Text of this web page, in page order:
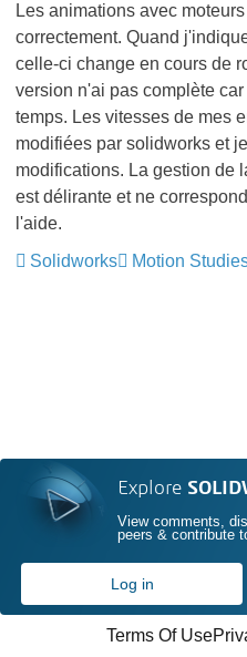
Les animations avec
correctement. Quand
celle-ci change en cours de
version n'ai pas complète
temps. Les vitesses de mes
modifiées par solidworks et
modifications. La gestion de
est délirante et ne
l'aide.
Solidworks
Motion
Explore
View comments,
peers & contribute
Log in
Terms Of Use